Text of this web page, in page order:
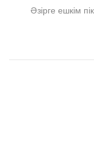
Әзірге ешкім